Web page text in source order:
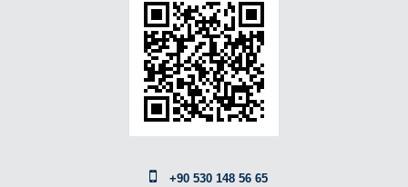
+90 530 148 56 65